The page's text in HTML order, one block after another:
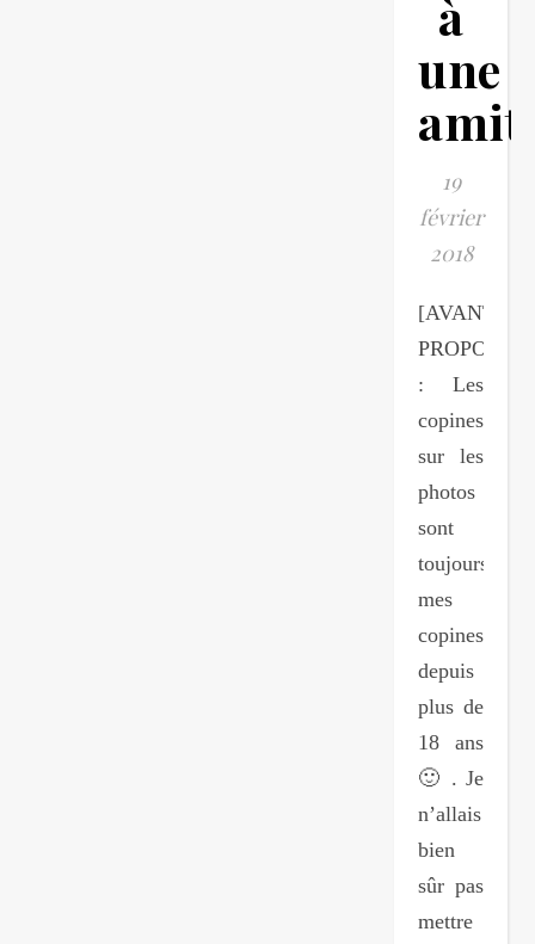
à
une
19
février
2018
[AVANT-
PROPOS
: Les
copines
sur les
photos
sont
toujours
mes
copines
depuis
plus de
18 ans
🙂 . Je
n’allais
bien
sûr pas
mettre